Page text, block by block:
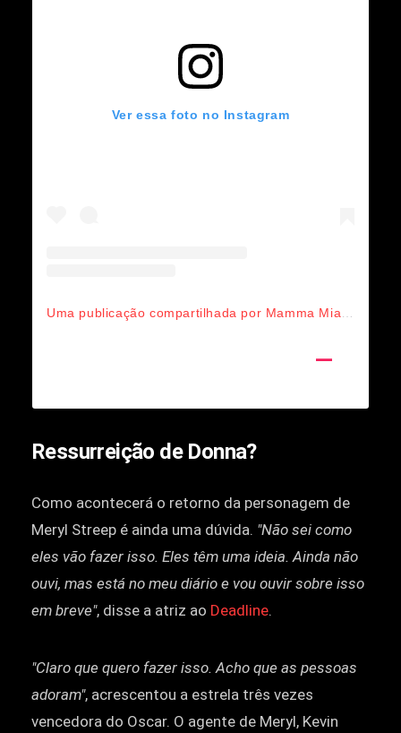
Ver essa foto no Instagram
Ressurreição de Donna?
Como acontecerá o retorno da personagem de
Meryl Streep é ainda uma dúvida. "Não sei como
eles vão fazer isso. Eles têm uma ideia. Ainda não
ouvi, mas está no meu diário e vou ouvir sobre isso
em breve", disse a atriz ao Deadline.
"Claro que quero fazer isso. Acho que as pessoas
adoram", acrescentou a estrela três vezes
vencedora do Oscar. O agente de Meryl, Kevin